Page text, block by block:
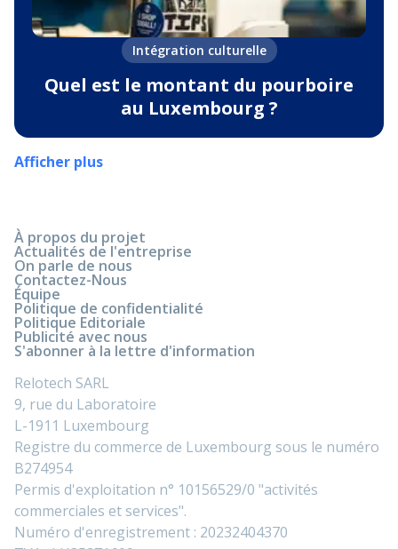
Intégration culturelle
Quel est le montant du pourboire
au Luxembourg ?
Afficher plus
À propos du projet
Actualités de l'entreprise
On parle de nous
Contactez-Nous
Équipe
Politique de confidentialité
Politique Editoriale
Publicité avec nous
S'abonner à la lettre d'information
Relotech SARL
9, rue du Laboratoire
L-1911 Luxembourg
Registre du commerce de Luxembourg sous le numéro
B274954
Permis d'exploitation n° 10156529/0 "activités
commerciales et services".
Numéro d'enregistrement : 20232404370